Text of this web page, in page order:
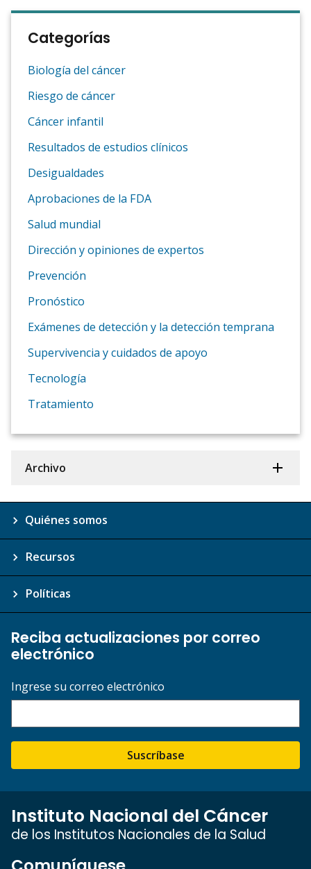
Categorías
Biología del cáncer
Riesgo de cáncer
Cáncer infantil
Resultados de estudios clínicos
Desigualdades
Aprobaciones de la FDA
Salud mundial
Dirección y opiniones de expertos
Prevención
Pronóstico
Exámenes de detección y la detección temprana
Supervivencia y cuidados de apoyo
Tecnología
Tratamiento
Archivo
Quiénes somos
Recursos
Políticas
Reciba actualizaciones por correo
electrónico
Ingrese su correo electrónico
Suscríbase
Instituto Nacional del Cáncer
de los Institutos Nacionales de la Salud